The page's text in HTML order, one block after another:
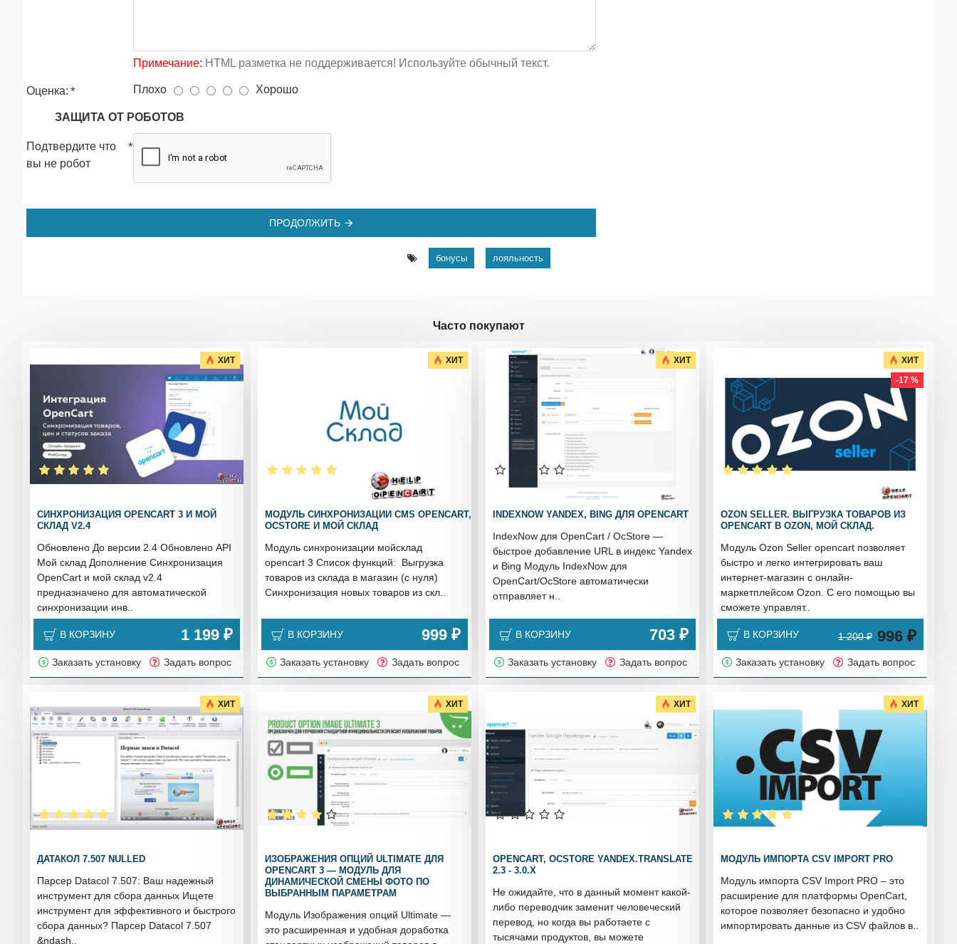
Примечание: HTML разметка не поддерживается! Используйте обычный текст.
Оценка: Плохо Хорошо
ЗАЩИТА ОТ РОБОТОВ
Подтвердите что
вы не робот
ПРОДОЛЖИТЬ
бонусы лояльность
Часто покупают
ХИТ
СИНХРОНИЗАЦИЯ OPENCART 3 И МОЙ
СКЛАД V2.4
Обновлено До версии 2.4 Обновлено API
Мой склад Дополнение Синхронизация
OpenCart и мой склад v2.4
предназначено для автоматической
синхронизации инв..
В КОРЗИНУ 1 199 ₽
Заказать установку Задать вопрос
ХИТ
МОДУЛЬ СИНХРОНИЗАЦИИ CMS OPENCART,
OCSTORE И МОЙ СКЛАД
Модуль синхронизации мойсклад
opencart 3 Список функций: Выгрузка
товаров из склада в магазин (с нуля)
Синхронизация новых товаров из скл..
В КОРЗИНУ 999 ₽
Заказать установку Задать вопрос
ХИТ
INDEXNOW YANDEX, BING ДЛЯ OPENCART
IndexNow для OpenCart / OcStore —
быстрое добавление URL в индекс Yandex
и Bing Модуль IndexNow для
OpenCart/OcStore автоматически
отправляет н..
В КОРЗИНУ 703 ₽
Заказать установку Задать вопрос
ХИТ
-17 %
OZON SELLER. ВЫГРУЗКА ТОВАРОВ ИЗ
OPENCART В OZON, МОЙ СКЛАД.
Модуль Ozon Seller opencart позволяет
быстро и легко интегрировать ваш
интернет-магазин с онлайн-
маркетплейсом Ozon. С его помощью вы
сможете управлят..
В КОРЗИНУ 996 ₽
1 200 ₽
Заказать установку Задать вопрос
ХИТ
ДАТАКОЛ 7.507 NULLED
Парсер Datacol 7.507: Ваш надежный
инструмент для сбора данных Ищете
инструмент для эффективного и быстрого
сбора данных? Парсер Datacol 7.507
&ndash..
ХИТ
ИЗОБРАЖЕНИЯ ОПЦИЙ ULTIMATE ДЛЯ
OPENCART 3 — МОДУЛЬ ДЛЯ
ДИНАМИЧЕСКОЙ СМЕНЫ ФОТО ПО
ВЫБРАННЫМ ПАРАМЕТРАМ
Модуль Изображения опций Ultimate —
это расширенная и удобная доработка
ХИТ
OPENCART, OCSTORE YANDEX.TRANSLATE
2.3 - 3.0.X
Не ожидайте, что в данный момент какой-
либо переводчик заменит человеческий
перевод, но когда вы работаете с
тысячами продуктов, вы можете
ХИТ
МОДУЛЬ ИМПОРТА CSV IMPORT PRO
Модуль импорта CSV Import PRO – это
расширение для платформы OpenCart,
которое позволяет безопасно и удобно
импортировать данные из CSV файлов в..